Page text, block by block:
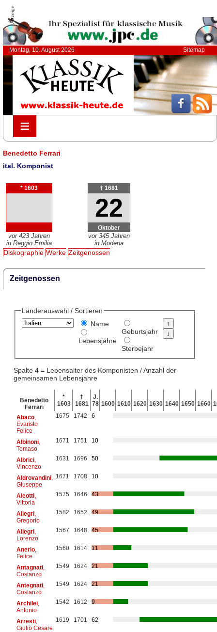
Anzeige
Montag, 10. August 2026 Sitemap
≡
≡
Benedetto Ferrari
ital. Komponist
* 1603
vor 423 Jahren
in Reggio Emilia
† 1681
22
Oktober
vor 345 Jahren
in Modena
Diskographie Werke Zeitgenossen
Zeitgenossen
Länderauswahl / Sortieren
Name
Lebensjahre
Geburtsjahr
Sterbejahr
Spalte 4 = Lebensalter des Komponisten / Anzahl der
gemeinsamen Lebensjahre
Benedetto
Ferrari
*
1603
†
1681
J.
78 1600 1610 1620 1630 1640 1650 1660
Abaco,
Evaristo
Felice
1675 1742 6
Albinoni,
Tomaso
1671 1751 10
Albrici,
Vincenzo
1631 1696 50
Aldrovandini,
Giuseppe
1671 1708 10
Aleotti,
Vittoria
1575 1646 43
Allegri,
Gregorio
1582 1652 49
Allegri,
Lorenzo
1567 1648 45
Anerio,
Felice
1560 1614 11
Antagnati,
Costanzo
1549 1624 21
Antegnati,
Costanzo
1549 1624 21
Archilei,
Antonio
1542 1612 9
Arresti,
Giulio Cesare
1619 1701 62